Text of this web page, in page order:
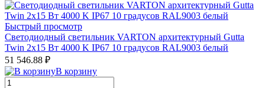
Быстрый просмотр
Светодиодный светильник VARTON архитектурный Gutta
Twin 2x15 Вт 4000 K IP67 10 градусов RAL9003 белый
51 546.88 ₽
В корзину